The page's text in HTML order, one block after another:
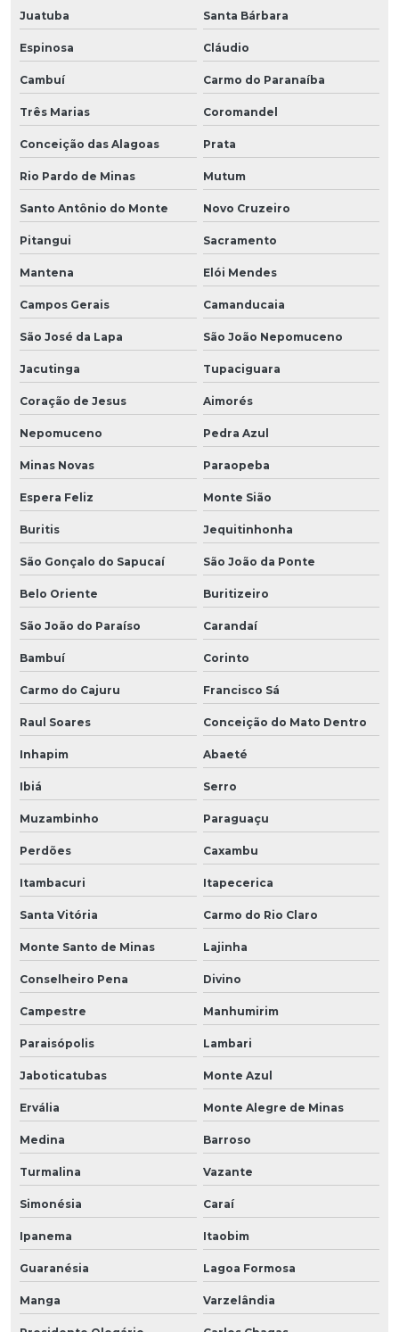
Juatuba Santa Bárbara
Espinosa Cláudio
Cambuí Carmo do Paranaíba
Três Marias Coromandel
Conceição das Alagoas Prata
Rio Pardo de Minas Mutum
Santo Antônio do Monte Novo Cruzeiro
Pitangui Sacramento
Mantena Elói Mendes
Campos Gerais Camanducaia
São José da Lapa São João Nepomuceno
Jacutinga Tupaciguara
Coração de Jesus Aimorés
Nepomuceno Pedra Azul
Minas Novas Paraopeba
Espera Feliz Monte Sião
Buritis Jequitinhonha
São Gonçalo do Sapucaí São João da Ponte
Belo Oriente Buritizeiro
São João do Paraíso Carandaí
Bambuí Corinto
Carmo do Cajuru Francisco Sá
Raul Soares Conceição do Mato Dentro
Inhapim Abaeté
Ibiá Serro
Muzambinho Paraguaçu
Perdões Caxambu
Itambacuri Itapecerica
Santa Vitória Carmo do Rio Claro
Monte Santo de Minas Lajinha
Conselheiro Pena Divino
Campestre Manhumirim
Paraisópolis Lambari
Jaboticatubas Monte Azul
Ervália Monte Alegre de Minas
Medina Barroso
Turmalina Vazante
Simonésia Caraí
Ipanema Itaobim
Guaranésia Lagoa Formosa
Manga Varzelândia